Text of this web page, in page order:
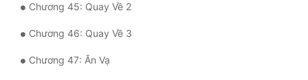
Chương 45: Quay Về 2
Chương 46: Quay Về 3
Chương 47: Ăn Vạ